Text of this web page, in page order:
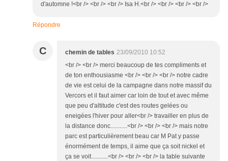
d'automne !<br /> <br /> <br /> Isa H.<br /> <br /> <br /> <br />
Répondre
C chemin de tables 23/09/2010 10:52
<br /> <br /> merci beaucoup de tes compliments et
de ton enthousiasme <br /> <br /> <br /> notre cadre
de vie est celui de la campagne dans notre massif du
Vercors et il faut aimer car loin de tout et avec même
que peu d'altitude c'est des routes gelées ou
eneigées l'hiver pour aller<br /> travailler en plus de
la distance donc...........<br /> <br /> <br /> mais notre
parc est particulièrement beau car M Pat y passe
énormément de temps, il aime que ça soit nickel et
ça se voit...........<br /> <br /> <br /> la table suivante